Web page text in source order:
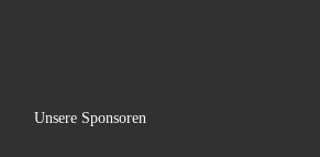
Unsere Sponsoren